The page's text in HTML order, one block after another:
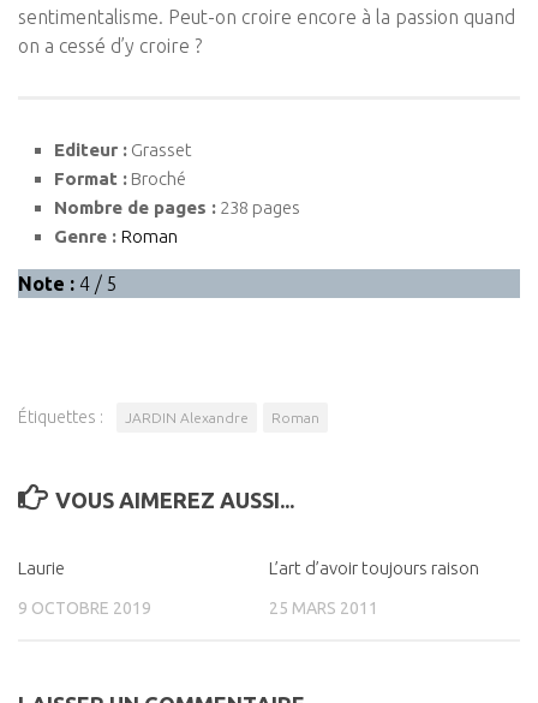
sentimentalisme. Peut-on croire encore à la passion quand
on a cessé d’y croire ?
Editeur : Grasset
Format : Broché
Nombre de pages : 238 pages
Genre : Roman
Note : 4 / 5
Étiquettes : JARDIN Alexandre Roman
VOUS AIMEREZ AUSSI...
Laurie
9 OCTOBRE 2019
L’art d’avoir toujours raison
25 MARS 2011